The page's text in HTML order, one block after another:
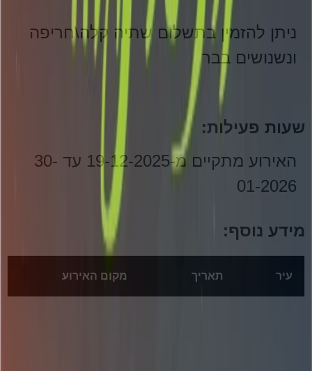
ניתן להזמין בתשלום שתיה קלה\חריפה
ונשנושים בבר
שעות פעילות:
האירוע מתקיים מ-19-12-2025 עד 30-
01-2026
מידע נוסף:
עיר תאריך מקום האירוע